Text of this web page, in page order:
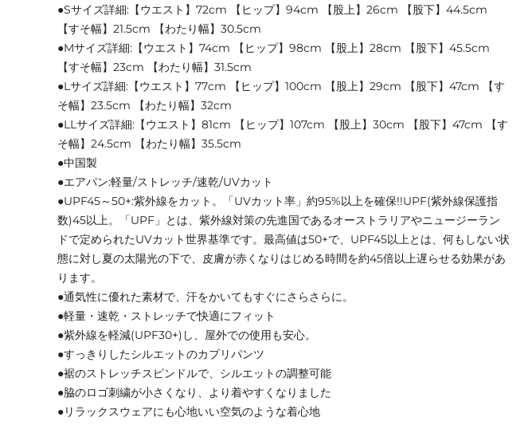
●Sサイズ詳細:【ウエスト】72cm 【ヒップ】94cm 【股上】26cm 【股下】44.5cm
【すそ幅】21.5cm 【わたり幅】30.5cm
●Mサイズ詳細:【ウエスト】74cm 【ヒップ】98cm 【股上】28cm 【股下】45.5cm
【すそ幅】23cm 【わたり幅】31.5cm
●Lサイズ詳細:【ウエスト】77cm 【ヒップ】100cm 【股上】29cm 【股下】47cm 【す
そ幅】23.5cm 【わたり幅】32cm
●LLサイズ詳細:【ウエスト】81cm 【ヒップ】107cm 【股上】30cm 【股下】47cm 【す
そ幅】24.5cm 【わたり幅】35.5cm
●中国製
●エアパン:軽量/ストレッチ/速乾/UVカット
●UPF45～50+:紫外線をカット。「UVカット率」約95%以上を確保!!UPF(紫外線保護指
数)45以上。「UPF」とは、紫外線対策の先進国であるオーストラリアやニュージーラン
ドで定められたUVカット世界基準です。最高値は50+で、UPF45以上とは、何もしない状
態に対し夏の太陽光の下で、皮膚が赤くなりはじめる時間を約45倍以上遅らせる効果があ
ります。
●通気性に優れた素材で、汗をかいてもすぐにさらさらに。
●軽量・速乾・ストレッチで快適にフィット
●紫外線を軽減(UPF30+)し、屋外での使用も安心。
●すっきりしたシルエットのカプリパンツ
●裾のストレッチスピンドルで、シルエットの調整可能
●脇のロゴ刺繍が小さくなり、より着やすくなりました
●リラックスウェアにも心地いい空気のような着心地